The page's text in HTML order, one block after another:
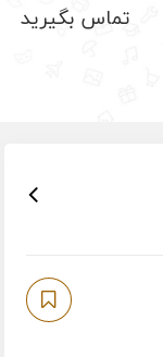
تماس بگیرید